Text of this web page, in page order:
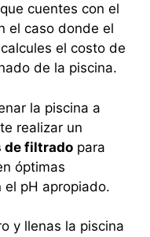
cuentes con el
el caso donde el
el costo de
de la piscina.
la piscina a
realizar un
de filtrado para
óptimas
el pH apropiado.
y llenas la piscina